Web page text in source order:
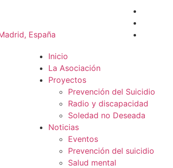
España
Inicio
La Asociación
Proyectos
Prevención del Suicidio
Radio y discapacidad
Soledad no Deseada
Noticias
Eventos
Prevención del suicidio
Salud mental